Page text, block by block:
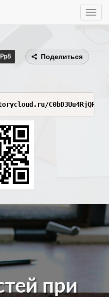
Toggle
Поделиться
при